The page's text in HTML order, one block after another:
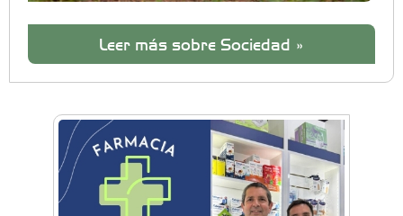
Leer más sobre Sociedad »